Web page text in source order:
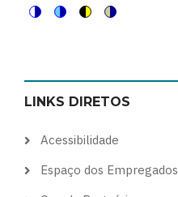
color
theme
blue
theme
high
visibility
soft
theme
LINKS DIRETOS
Acessibilidade
Espaço dos Empregados